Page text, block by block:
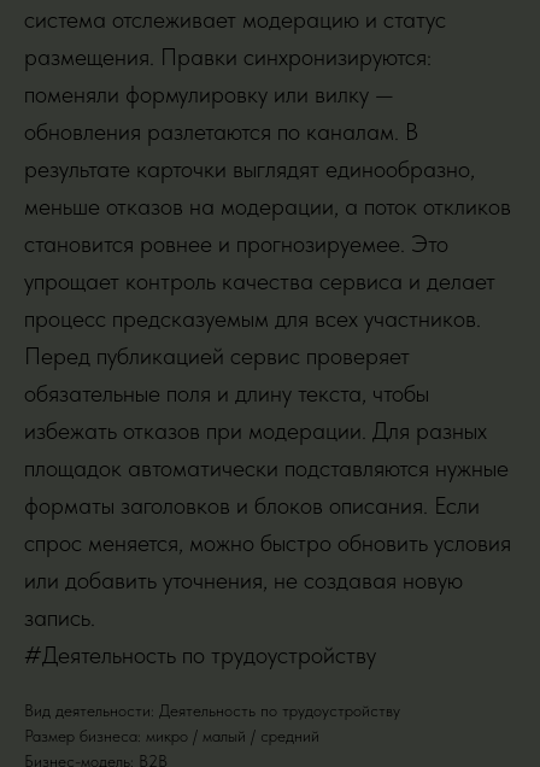
система отслеживает модерацию и статус
размещения. Правки синхронизируются:
поменяли формулировку или вилку —
обновления разлетаются по каналам. В
результате карточки выглядят единообразно,
меньше отказов на модерации, а поток откликов
становится ровнее и прогнозируемее. Это
упрощает контроль качества сервиса и делает
процесс предсказуемым для всех участников.
Перед публикацией сервис проверяет
обязательные поля и длину текста, чтобы
избежать отказов при модерации. Для разных
площадок автоматически подставляются нужные
форматы заголовков и блоков описания. Если
спрос меняется, можно быстро обновить условия
или добавить уточнения, не создавая новую
запись.
#Деятельность по трудоустройству
Вид деятельности: Деятельность по трудоустройству
Размер бизнеса: микро / малый / средний
Бизнес-модель: B2B